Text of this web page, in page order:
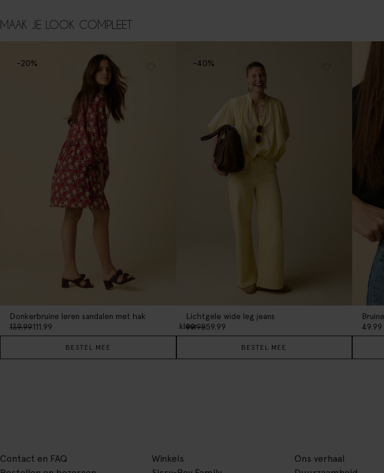
MAAK JE LOOK COMPLEET
Donkerbruine leren sandalen met hak
139.99111.99
-20%
BESTEL MEE
Lichtgele wide leg jeans
99.9859.99
-40%
kleur
BESTEL MEE
49.99
Contact en FAQ
Winkels
Ons verhaal